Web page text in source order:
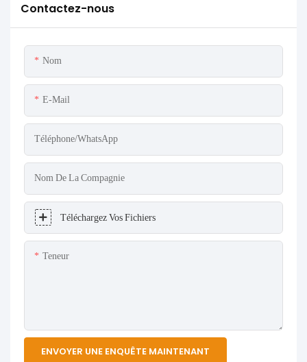
Contactez-nous
Nom
E-Mail
Téléphone/WhatsApp
Nom De La Compagnie
Téléchargez Vos Fichiers
Teneur
ENVOYER UNE ENQUÊTE MAINTENANT